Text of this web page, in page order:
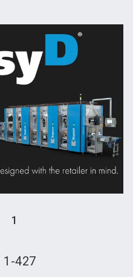
1
1-427